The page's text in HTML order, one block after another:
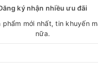
560*320*385mm
220V/ 50Hz
ký nhận nhiều ưu đãi
mới nhất, tin khuyến
nữa.